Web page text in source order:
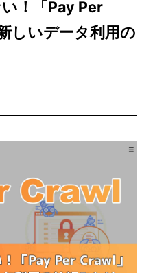
！「Pay Per
しいデータ利用の